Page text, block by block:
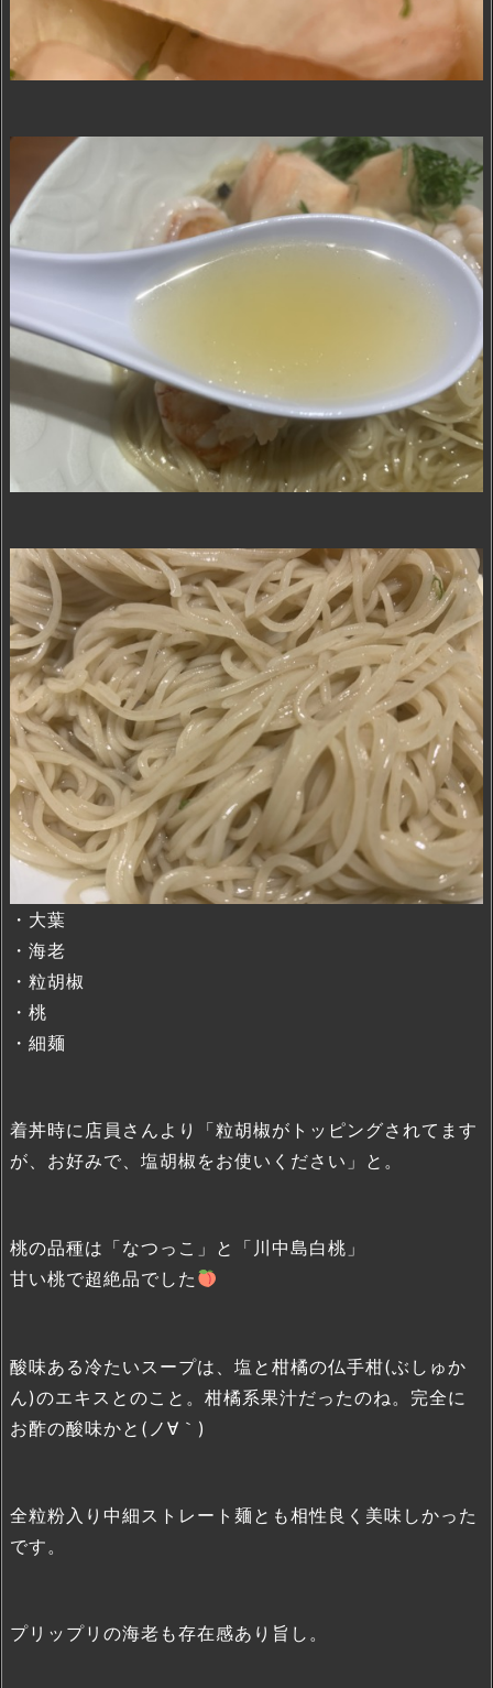
・大葉
・海老
・粒胡椒
・桃
・細麺
着丼時に店員さんより「粒胡椒がトッピングされてます
が、お好みで、塩胡椒をお使いください」と。
桃の品種は「なつっこ」と「川中島白桃」
甘い桃で超絶品でした
酸味ある冷たいスープは、塩と柑橘の仏手柑(ぶしゅか
ん)のエキスとのこと。柑橘系果汁だったのね。完全に
お酢の酸味かと(ノ∀｀)
全粒粉入り中細ストレート麺とも相性良く美味しかった
です。
プリップリの海老も存在感あり旨し。